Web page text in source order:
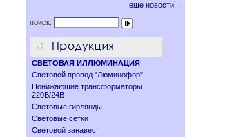
еще новости...
поиск:
СВЕТОВАЯ ИЛЛЮМИНАЦИЯ
Световой провод "Люминофор"
Понижающие трансформаторы
220В/24В
Световые гирлянды
Световые сетки
Световой занавес